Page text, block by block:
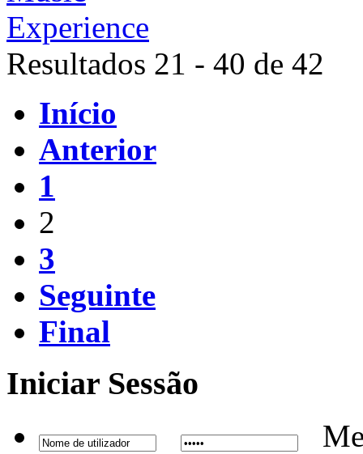
Resultados 21 - 40 de 42
Início
Anterior
1
2
3
Seguinte
Final
Iniciar Sessão